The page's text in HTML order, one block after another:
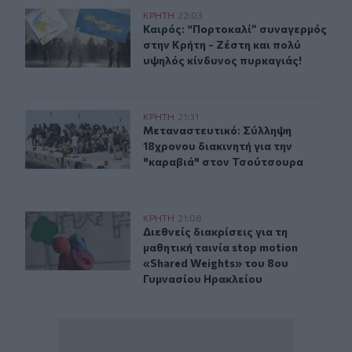
Καιρός: “Πορτοκαλί” συναγερμός στην Κρήτη - Ζέστη
ΚΡΗΤΗ 22:03
Καιρός: “Πορτοκαλί” συναγερμός
Καιρός: “Πορτοκαλί” συναγερμός
στην Κρήτη - Ζέστη και πολύ
υψηλός κίνδυνος πυρκαγιάς!
Μεταναστευτικό: Σύλληψη 18χρονου διακινητή για
ΚΡΗΤΗ 21:31
Μεταναστευτικό: Σύλληψη
Μεταναστευτικό: Σύλληψη
18χρονου διακινητή για την
"καραβιά" στον Τσούτσουρα
Διεθνείς διακρίσεις για τη μαθητική ταινία stop
ΚΡΗΤΗ 21:08
Διεθνείς διακρίσεις για τη
Διεθνείς διακρίσεις για τη
μαθητική ταινία stop motion
«Shared Weights» του 8ου
Γυμνασίου Ηρακλείου